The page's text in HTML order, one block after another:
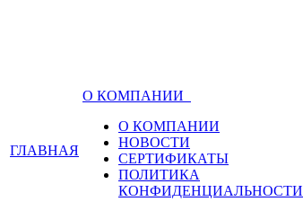
ГЛАВНАЯ
О КОМПАНИИ
О КОМПАНИИ
НОВОСТИ
СЕРТИФИКАТЫ
ПОЛИТИКА
КОНФИДЕНЦИАЛЬНОСТИ